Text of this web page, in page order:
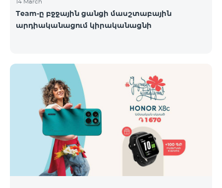
Team-ը բջջային ցանցի մասշտաբային
արդիականացում կիրականացնի